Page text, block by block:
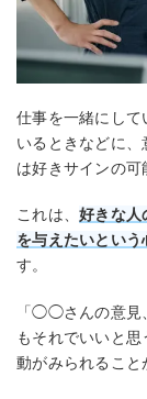
仕事を一緒にして
いるときなどに
は好きサインの可
これは、好きな人
を与えたいとい
す。
「◯◯さんの意見
もそれでいいと
動がみられること